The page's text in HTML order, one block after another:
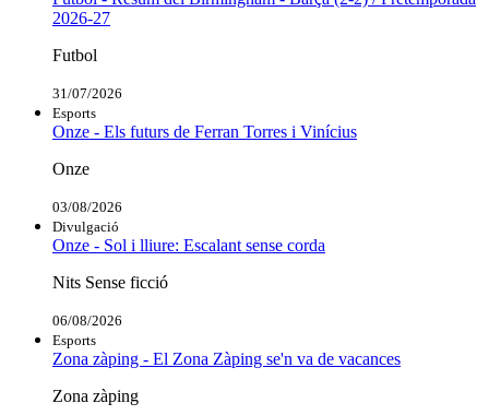
2026-27
Futbol
31/07/2026
Esports
Onze - Els futurs de Ferran Torres i Vinícius
Onze
03/08/2026
Divulgació
Onze - Sol i lliure: Escalant sense corda
Nits Sense ficció
06/08/2026
Esports
Zona zàping - El Zona Zàping se'n va de vacances
Zona zàping